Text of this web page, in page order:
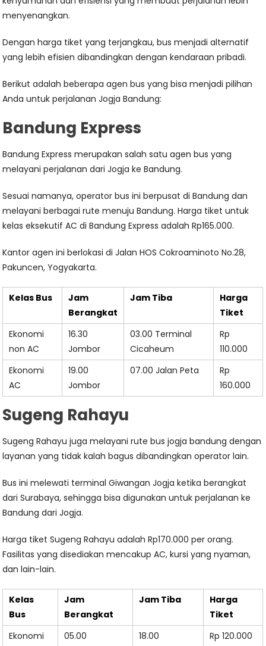
menyenangkan.
Dengan harga tiket yang terjangkau, bus menjadi alternatif
yang lebih efisien dibandingkan dengan kendaraan pribadi.
Berikut adalah beberapa agen bus yang bisa menjadi pilihan
Anda untuk perjalanan Jogja Bandung:
Bandung Express
Bandung Express merupakan salah satu agen bus yang
melayani perjalanan dari Jogja ke Bandung.
Sesuai namanya, operator bus ini berpusat di Bandung dan
melayani berbagai rute menuju Bandung. Harga tiket untuk
kelas eksekutif AC di Bandung Express adalah Rp165.000.
Kantor agen ini berlokasi di Jalan HOS Cokroaminoto No.28,
Pakuncen, Yogyakarta.
Kelas Bus
Jam
Berangkat
Jam Tiba
Harga
Tiket
Ekonomi
non AC
16.30
Jombor
03.00 Terminal
Cicaheum
Rp
110.000
Ekonomi
AC
19.00
Jombor
07.00 Jalan Peta
Rp
160.000
Sugeng Rahayu
Sugeng Rahayu juga melayani rute bus jogja bandung dengan
layanan yang tidak kalah bagus dibandingkan operator lain.
Bus ini melewati terminal Giwangan Jogja ketika berangkat
dari Surabaya, sehingga bisa digunakan untuk perjalanan ke
Bandung dari Jogja.
Harga tiket Sugeng Rahayu adalah Rp170.000 per orang.
Fasilitas yang disediakan mencakup AC, kursi yang nyaman,
dan lain-lain.
Kelas
Bus
Jam
Berangkat
Jam Tiba
Harga
Tiket
Ekonomi
05.00
18.00
Rp 120.000